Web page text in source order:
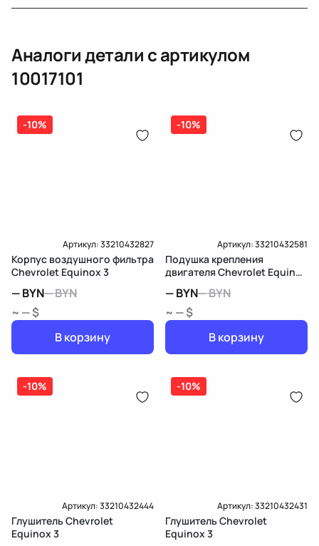
Датчик давления топлива, насос
топлива, ТНВД (бензин, дизель), форсунка
бензиновая (дизельная) механическая
(электрическая), инжектор
дозатор-распределитель топлива
14 дней
Оплата онлайн
Карта рассрочки онлайн
Аналоги детали с артикулом
10017101
-10%
Артикул:33210432827
Корпус воздушногo фильтра
Chevrolet Equinox 3
—BYN—BYN
~ — $
В корзину
-10%
Артикул:33210432581
Подушка крепления
двигателя Chevrolet Equinox
—BYN—BYN
~ — $
В корзину
-10%
Артикул:33210432444
Глушитель Chevrolet
Equinox 3
-10%
Артикул:33210432431
Глушитель Chevrolet
Equinox 3